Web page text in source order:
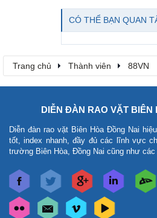
CÓ THỂ BẠN QUAN
Trang chủ Thành viên 88VN
DIỄN ĐÀN RAO VẶT BIÊN
Diễn đàn rao vặt Biên Hòa Đồng Nai
tốt, index nhanh, đầy đủ các lĩnh vực
trường Biên Hòa, Đồng Nai cũng như các